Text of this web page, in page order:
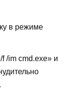
в режиме
/im cmd.exe» и